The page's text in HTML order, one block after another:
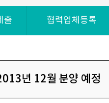
출 협력업체등록
년 12월 분양 예정